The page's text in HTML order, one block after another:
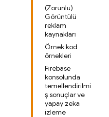
(Zorunlu)
Görüntülü
reklam
kaynakları
Örnek kod
örnekleri
Firebase
konsolunda
temellendirilmi
ş sonuçlar ve
yapay zeka
izleme